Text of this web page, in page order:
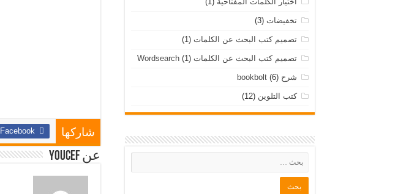
شاركها Facebook
عن Youcef
تخفيضات(3)
تصميم كتب البحث عن الكلمات(1)
تصميم كتب البحث عن الكلمات Wordsearch (1)
شرح bookbolt (6)
كتب التلوين (12)